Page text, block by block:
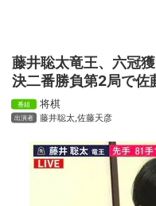
藤井聡太竜王、六冠
決二番勝負第2局で佐
将棋
藤井聡太,佐藤天彦